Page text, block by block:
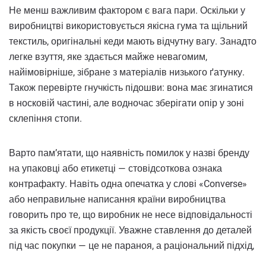
Не менш важливим фактором є вага пари. Оскільки у
виробництві використовується якісна гума та щільний
текстиль, оригінальні кеди мають відчутну вагу. Занадто
легке взуття, яке здається майже невагомим,
найімовірніше, зібране з матеріалів низького ґатунку.
Також перевірте гнучкість підошви: вона має згинатися
в носковій частині, але водночас зберігати опір у зоні
склепіння стопи.
Варто пам’ятати, що наявність помилок у назві бренду
на упаковці або етикетці — стовідсоткова ознака
контрафакту. Навіть одна опечатка у слові «Converse»
або неправильне написання країни виробництва
говорить про те, що виробник не несе відповідальності
за якість своєї продукції. Уважне ставлення до деталей
під час покупки — це не параноя, а раціональний підхід,